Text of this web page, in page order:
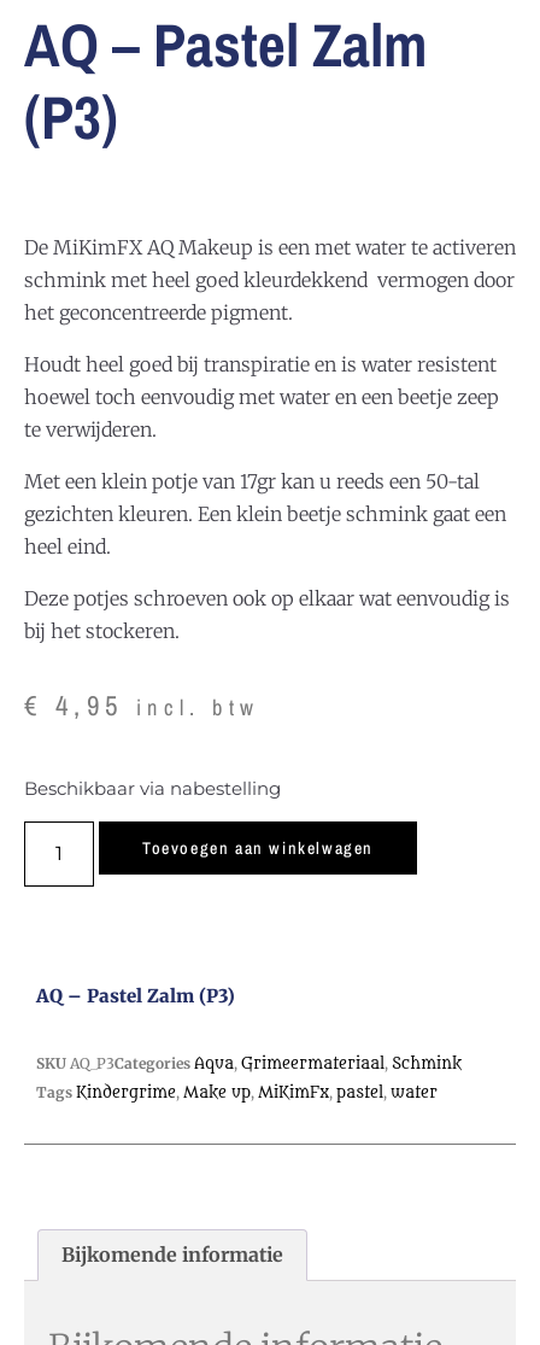
AQ – Pastel Zalm
(P3)
De MiKimFX AQ Makeup is een met water te activeren
schmink met heel goed kleurdekkend vermogen door
het geconcentreerde pigment.
Houdt heel goed bij transpiratie en is water resistent
hoewel toch eenvoudig met water en een beetje zeep
te verwijderen.
Met een klein potje van 17gr kan u reeds een 50-tal
gezichten kleuren. Een klein beetje schmink gaat een
heel eind.
Deze potjes schroeven ook op elkaar wat eenvoudig is
bij het stockeren.
€ 4,95 incl. btw
Beschikbaar via nabestelling
Toevoegen aan winkelwagen
AQ – Pastel Zalm (P3)
SKU AQ_P3Categories Aqua, Grimeermateriaal , Schmink
Tags Kindergrime, Make up, MiKimFx, pastel , water
Bijkomende informatie